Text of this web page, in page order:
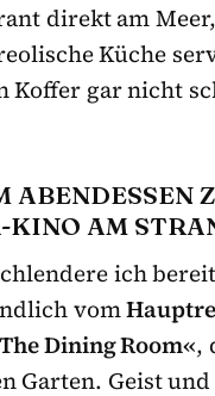
direkt am
Küche
Koffer gar nicht
ABENDESSEN
KINO AM
ich
vom
Dining Room«,
Garten. Geist